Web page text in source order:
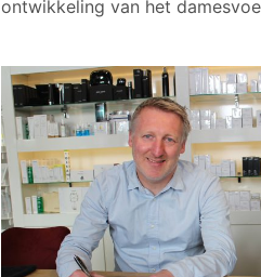
ontwikkeling van het